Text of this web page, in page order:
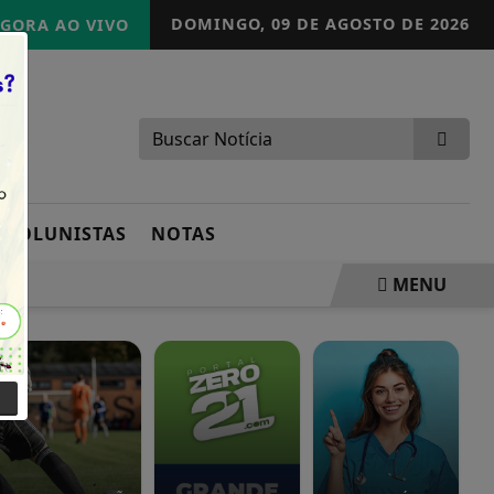
DOMINGO, 09 DE AGOSTO DE 2026
AO VIVO
COLUNISTAS NOTAS
MENU